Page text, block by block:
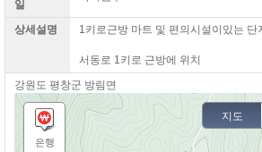
일
상세설명 1키로근방 마트 및 편의시설이있는 단
서동로 1키로 근방에 위치​
강원도 평창군 방림면
지도
은행